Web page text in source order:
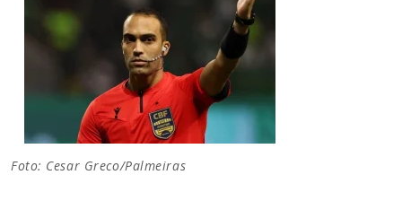
Foto: Cesar Greco/Palmeiras